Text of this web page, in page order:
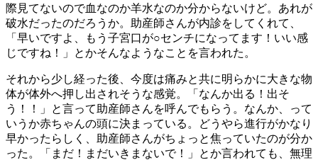
際見てないので血なのか羊水なのか分からないけど。あれが
破水だったのだろうか。助産師さんが内診をしてくれて、
「早いですよ、もう子宮口が○センチになってます！いい感
じですね！」とかそんなようなことを言われた。
それから少し経った後、今度は痛みと共に明らかに大きな物
体が体外へ押し出されそうな感覚。「なんか出る！出そ
う！！」と言って助産師さんを呼んでもらう。なんか、って
いうか赤ちゃんの頭に決まっている。どうやら進行がかなり
早かったらしく、助産師さんがちょっと焦っていたのが分か
った。「まだ！まだいきまないで！」とか言われても、無理